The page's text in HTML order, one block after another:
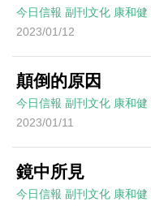
今日信報 副刊文化 康和健
2023/01/12
顛倒的原因
今日信報 副刊文化 康和健
2023/01/11
鏡中所見
今日信報 副刊文化 康和健